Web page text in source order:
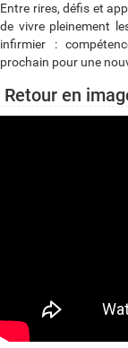
Entre rires, défis et
de vivre pleinement
infirmier :
prochain pour une
Retour en